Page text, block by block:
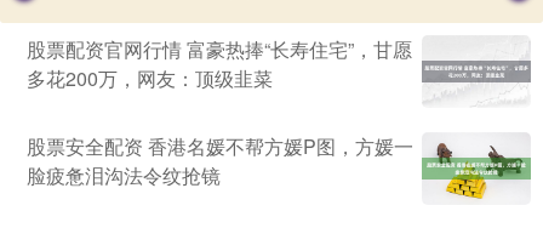
股票配资官网行情 富豪热捧“长寿住宅”，甘愿
多花200万，网友：顶级韭菜
股票安全配资 香港名媛不帮方媛P图，方媛一
脸疲惫泪沟法令纹抢镜